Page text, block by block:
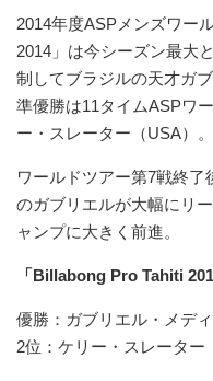
2014年度ASPメンズワー
2014」は今シーズン最大
制してブラジルの天才ガ
準優勝は11タイムASPワ
ー・スレーター（USA）。
ワールドツアー第7戦終了
のガブリエルが大幅にリ
ャンプに大きく前進。
「Billabong Pro Tahiti
優勝：ガブリエル・メデ
2位：ケリー・スレーター